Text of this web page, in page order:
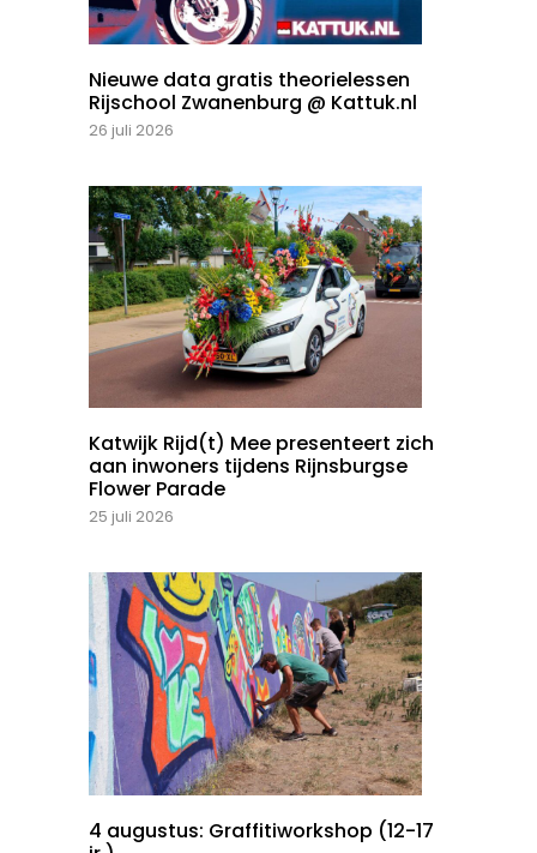
Nieuwe data gratis theorielessen
Rijschool Zwanenburg @ Kattuk.nl
26 juli 2026
Katwijk Rijd(t) Mee presenteert zich
aan inwoners tijdens Rijnsburgse
Flower Parade
25 juli 2026
4 augustus: Graffitiworkshop (12-17